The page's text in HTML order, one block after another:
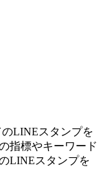
LINEスタンプを
指標やキーワード
LINEスタンプを